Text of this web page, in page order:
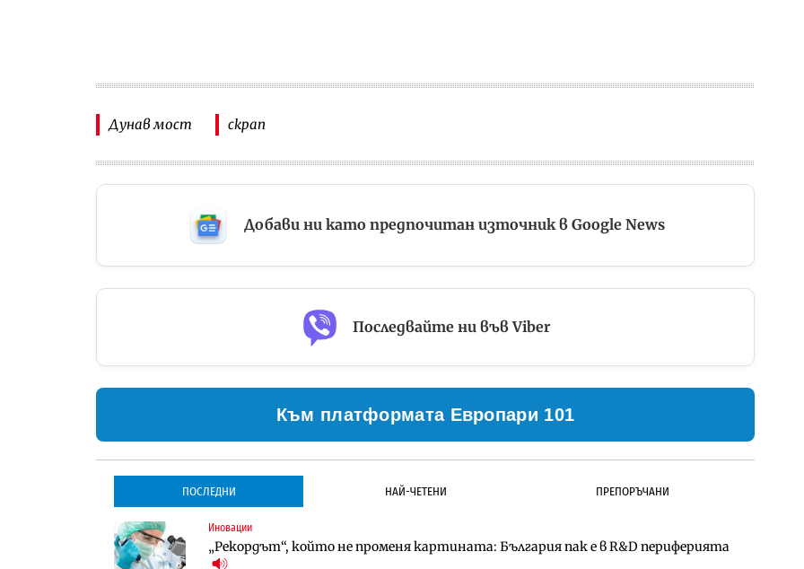
Дунав мост скрап
Добави ни като предпочитан източник в Google News
Последвайте ни във Viber
Към платформата Европари 101
ПОСЛЕДНИ НАЙ-ЧЕТЕНИ ПРЕПОРЪЧАНИ
Иновации
„Рекордът“, който не променя картината: България пак е в R&D периферията
Градоустройство
Столична община избра изпълнител за преместването на трамвайното
трасе по бул. „Скобелев“
Инфраструктура
Проектирането на тунела под Петрохан ще върви паралелно с екологичните
оценки